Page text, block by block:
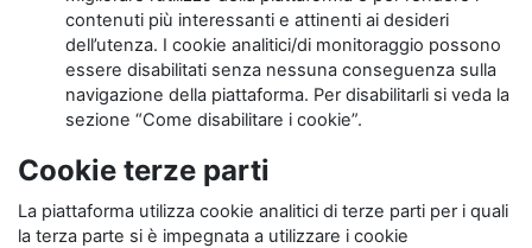
contenuti più interessanti e attinenti ai desideri
dell’utenza. I cookie analitici/di monitoraggio possono
essere disabilitati senza nessuna conseguenza sulla
navigazione della piattaforma. Per disabilitarli si veda la
sezione “Come disabilitare i cookie”.
Cookie terze parti
La piattaforma utilizza cookie analitici di terze parti per i quali
la terza parte si è impegnata a utilizzare i cookie